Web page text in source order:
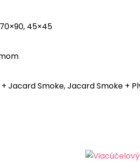
45×45
Jacard Smoke, Jacard Smoke +